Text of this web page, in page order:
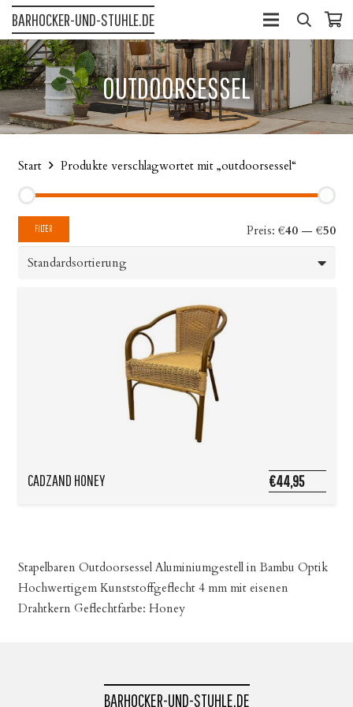
BARHOCKER-UND-STUHLE.DE
OUTDOORSESSEL
Start Produkte verschlagwortet mit „outdoorsessel“
FILTER Preis: €40— €50
CADZAND HONEY €44,95
Stapelbaren Outdoorsessel Aluminiumgestell in Bambu Optik
Hochwertigem Kunststoffgeflecht 4 mm mit eisenen
Drahtkern Geflechtfarbe: Honey
BARHOCKER-UND-STUHLE.DE